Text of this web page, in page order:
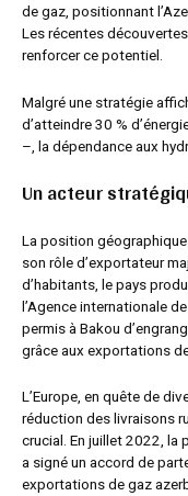
de gaz, positionnant
Les récentes
renforcer ce potentiel.
Malgré une stratégie
d’atteindre 30 %
–, la dépendance aux
Un acteur
La position géographique
son rôle d’exportateur
d’habitants, le pays
l’Agence internationale
permis à Bakou
grâce aux exportations
L’Europe, en quête de
réduction des livraisons
crucial. En juillet 2022, la
a signé un accord de
exportations de gaz